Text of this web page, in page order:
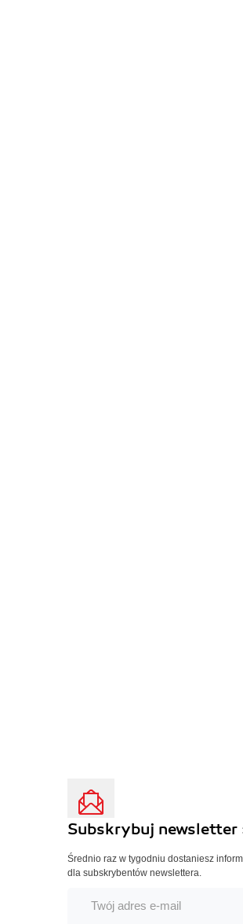
Subskrybuj newsletter
Średnio raz w tygodniu dostaniesz
dla subskrybentów newslettera.